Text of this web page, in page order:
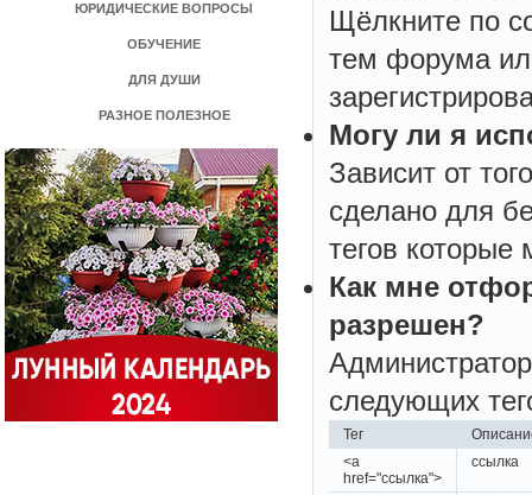
ЮРИДИЧЕСКИЕ ВОПРОСЫ
ОБУЧЕНИЕ
ДЛЯ ДУШИ
РАЗНОЕ ПОЛЕЗНОЕ
Щёлкните по
тем форума
Могу ли я
Зависит от
сделано для
тегов
Как мне
разрешен?
следующих
Тег
<a
href="ссылка">
ссылка